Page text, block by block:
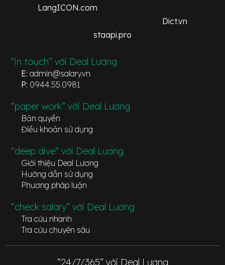
LangICON.com
Dict.vn
staapi.pro
“in touch” với Deal Lương
E: admin@salary.vn
P: 0944.55.0981
“paper work” với Deal Lương
Bản quyền
Điều khoản sử dụng
“deep dive” với Deal Lương
Giới thiệu Deal Lương
Hướng dẫn sử dụng
Phương pháp luận
“check salary” với Deal Lương
Tra cứu nhanh
Tra cứu chuyên sâu
“24/7/365” với Deal Lương